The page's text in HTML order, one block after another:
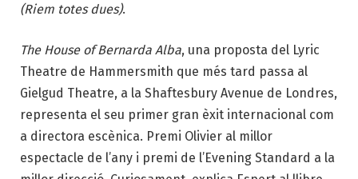
(Riem totes dues).
The House of Bernarda Alba, una proposta del Lyric
Theatre de Hammersmith que més tard passa al
Gielgud Theatre, a la Shaftesbury Avenue de Londres,
representa el seu primer gran èxit internacional com
a directora escènica. Premi Olivier al millor
espectacle de l’any i premi de l’Evening Standard a la